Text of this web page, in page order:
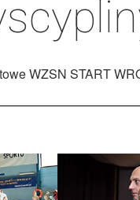
WZSN START